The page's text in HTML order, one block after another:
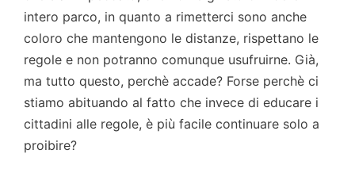
intero parco, in quanto a rimetterci sono anche
coloro che mantengono le distanze, rispettano le
regole e non potranno comunque usufruirne. Già,
ma tutto questo, perchè accade? Forse perchè ci
stiamo abituando al fatto che invece di educare i
cittadini alle regole, è più facile continuare solo a
proibire?